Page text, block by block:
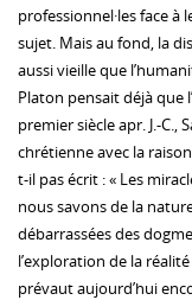
professionnel·les face
sujet. Mais au fond, la
aussi vieille que
Platon pensait déjà que
premier siècle apr. J.-
chrétienne avec la
t-il pas écrit : « Les
nous savons de la
débarrassées des
l’exploration de la
prévaut aujourd’hui